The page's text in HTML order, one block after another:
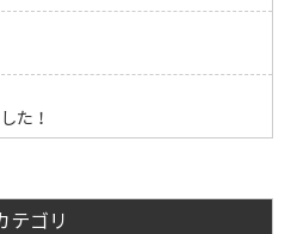
た！
テゴリ